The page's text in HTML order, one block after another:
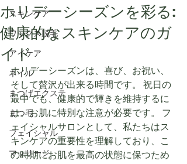
スキンケア
ワックス脱毛
アイケア
ネイル
まつげエクステ
まつ毛
フェイシャル
マッサージ
ホリデーシーズンを彩る:
健康的なスキンケアのガ
イド
ホリデーシーズンは、喜び、お祝い、
そして贅沢が出来る時間です。 祝日の
最中でも、健康的で輝きを維持するに
は、お肌に特別な注意が必要です。 フ
ェイシャルサロンとして、私たちはス
キンケアの重要性を理解しており、こ
の時期にお肌を最高の状態に保つため